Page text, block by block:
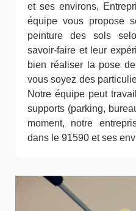
et ses environs,
équipe vous propose
peinture des sols
savoir-faire et leur
bien réaliser la pose
vous soyez des
Notre équipe peut
supports (parking,
moment, notre
dans le 91590 et ses